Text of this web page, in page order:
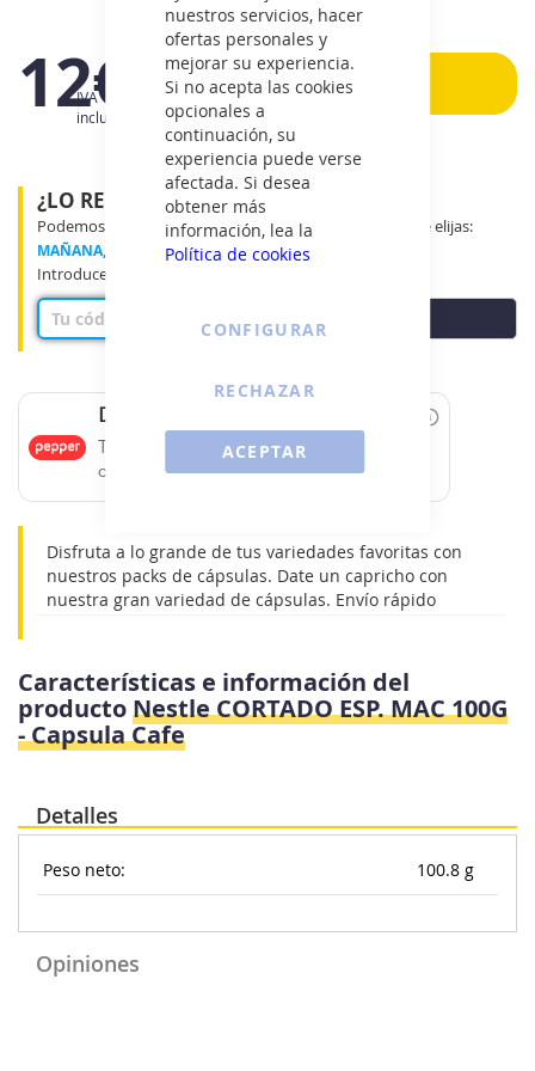
nuestros servicios, hacer
ofertas personales y
mejorar su experiencia.
Si no acepta las cookies
opcionales a
continuación, su
experiencia puede verse
afectada. Si desea
obtener más
información, lea la
Política de cookies
ACEPTAR
CONFIGURAR
RECHAZAR
12€
IVA
incluido
Añadir
¿LO RECIBIRÉ MAÑANA?
Podemos entregar tu producto en el tramo horario que elijas:
MAÑANA, MEDIO DÍA o TARDE
Introduce tu código postal para ver disponibilidad
Date un capricho
Tus compras de 60€ a 2000€ financiadas
con Pepper.
Disfruta a lo grande de tus variedades favoritas con
nuestros packs de cápsulas. Date un capricho con
nuestra gran variedad de cápsulas. Envío rápido
Características e información del
productoNestle CORTADO ESP. MAC 100G
- Capsula Cafe
Detalles
Peso neto: 100.8 g
Opiniones